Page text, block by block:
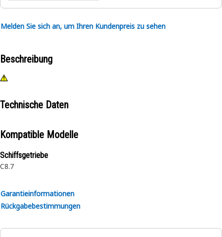
Melden Sie sich an, um Ihren Kundenpreis zu sehen
Beschreibung
Technische Daten
Kompatible Modelle
Schiffsgetriebe
C8.7
Garantieinformationen
Rückgabebestimmungen